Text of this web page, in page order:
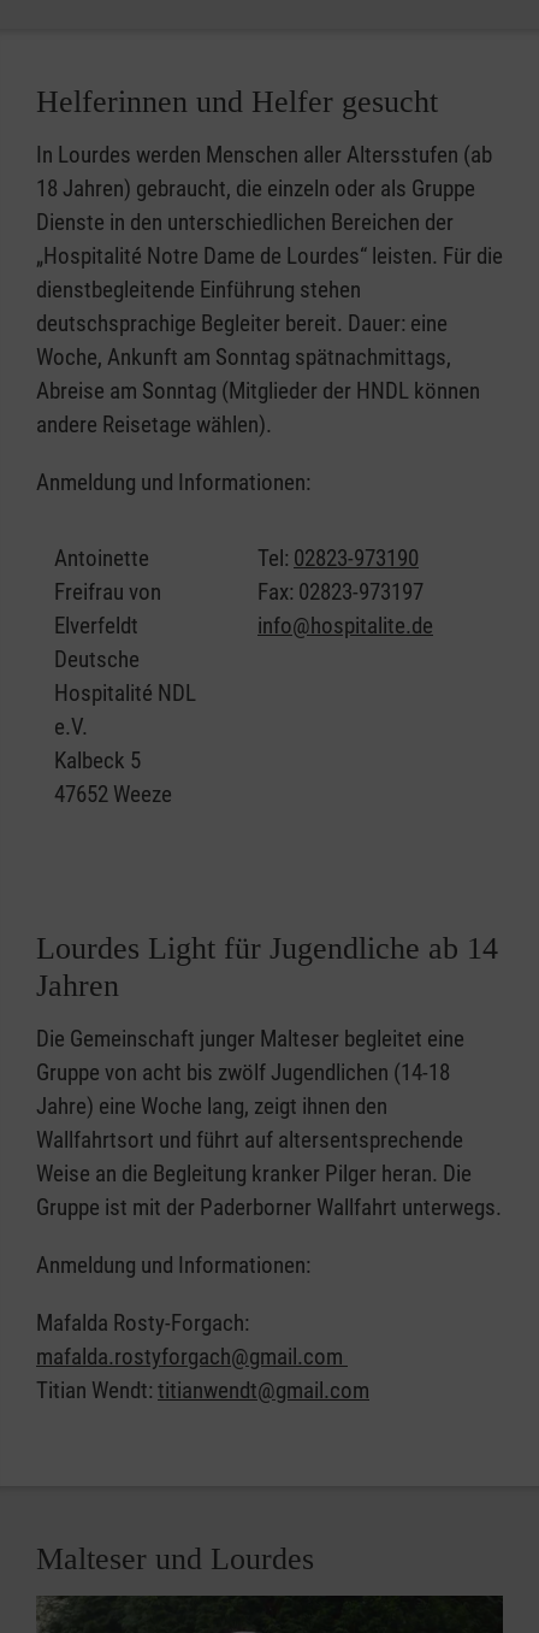
seelische Reinigung, die Abkehr von falschen,
darum, Ziel und Richtung umzustellen. Gott
lädt uns ein, vor ihm unsere Verwundungen,
Zerbrechlichkeit und Leiden zu erkennen.
So öffnet sich die Möglichkeit, zum Licht
zurück zu finden, sich zu wandeln und in der
Seele gesund zu werden
Das Wasser ist Zeichen des Geschenks, das
Gott uns kostenlos macht: das Geschenk der
Schritt auf ein erneuertes Leben zu. Sich
Wort, die eigenen Fehler einzugestehen, und
sich neu auf den Weg machen.
Helferinnen und Helfer gesucht
In Lourdes werden Menschen aller Altersstufen (ab
18 Jahren) gebraucht, die einzeln oder als Gruppe
Dienste in den unterschiedlichen Bereichen der
„Hospitalité Notre Dame de Lourdes“ leisten. Für die
dienstbegleitende Einführung stehen
deutschsprachige Begleiter bereit. Dauer: eine
Woche, Ankunft am Sonntag spätnachmittags,
Abreise am Sonntag (Mitglieder der HNDL können
andere Reisetage wählen).
Anmeldung und Informationen:
Antoinette
Freifrau von
Elverfeldt
Deutsche
Hospitalité NDL
e.V.
Kalbeck 5
47652 Weeze
Tel: 02823-973190
Fax: 02823-973197
info@hospitalite.de
Lourdes Light für Jugendliche ab 14
Jahren
Die Gemeinschaft junger Malteser begleitet eine
Gruppe von acht bis zwölf Jugendlichen (14-18
Jahre) eine Woche lang, zeigt ihnen den
Wallfahrtsort und führt auf altersentsprechende
Weise an die Begleitung kranker Pilger heran. Die
Gruppe ist mit der Paderborner Wallfahrt unterwegs.
Anmeldung und Informationen:
Mafalda Rosty-Forgach:
mafalda.rostyforgach@gmail.com
Titian Wendt: titianwendt@gmail.com
Malteser und Lourdes